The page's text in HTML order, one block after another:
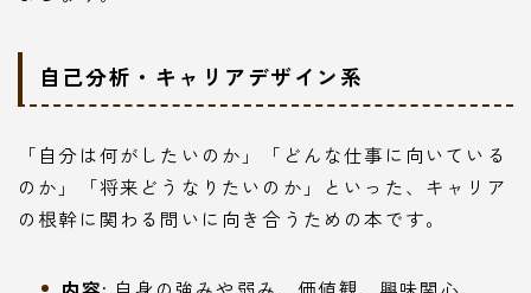
自己分析・キャリアデザイン系
「自分は何がしたいのか」「どんな仕事に向いている
のか」「将来どうなりたいのか」といった、キャリア
の根幹に関わる問いに向き合うための本です。